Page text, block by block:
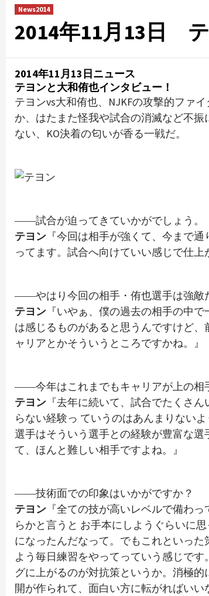
News2014
2014年11月13日
2014年11月13日ニュース
テヨンと大和侑也インタビュー！
テヨンvs大和侑也、NJKFの攻撃的ファ
か、はたまた怪我や試合の消滅など不
ない、KO決着の匂いが香る一戦だ。
――試合が迫ってきていかがでしょう。
テヨン 『今回は相手が強くて、今まで
ってます。試合へ向けていい感じで仕上
――やはり今回の相手・侑也選手は強敵
テヨン 『いやぁ、僕の過去の相手の中
は感じるものがあると思うんですけど
ャリアとかそういうところですかね。』
――今年はこれまでもキャリアが上の相
テヨン 『去年に続いて、試合でたくさ
らない経験っ ていうのはあんまりない
選手はそういう選手との経験が豊富な
て、ほんと難しい相手ですよね。』
――技術面での印象はいかがですか？
テヨン 『全ての技が高いレベルで備わ
らかと言うと お手本にしようぐらいに
になったんだなって。でもこれといっ
よう毎日練習をやってっていう感じで
グに上がるのが対抗策というか。消極
開が作られて、面白い方に転がればい